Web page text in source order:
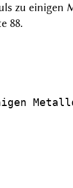
zu einigen
88.